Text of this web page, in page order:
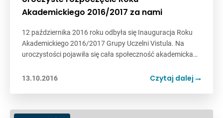
Akademickiego 2016/2017 za nami
12 października 2016 roku odbyła się Inauguracja Roku
Akademickiego 2016/2017 Grupy Uczelni Vistula. Na
uroczystości pojawiła się cała społeczność akademicka…
13.10.2016 Czytaj dalej